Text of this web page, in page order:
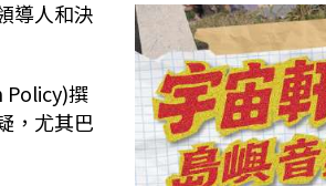
導人和決
Policy)撰
，尤其巴